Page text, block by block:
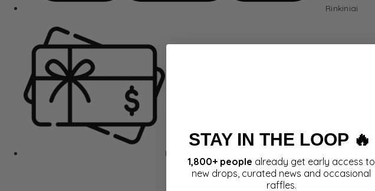
Rinkiniai
Dovanų kortelės
STAY IN THE LOOP 🔥
1,800+ people already get early access to
new drops, curated news and occasional
raffles.